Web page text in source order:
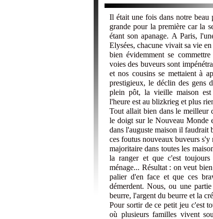
Il était une fois dans notre beau
grande pour la première car la
étant son apanage. A Paris,
Elysées, chacune vivait sa vie
bien évidemment se
voies des buveurs sont
et nos cousins se mettaient à
prestigieux, le déclin des gens
plein pôt, la vieille maison est
l'heure est au blizkrieg et plus
Tout allait bien dans le meilleur
le doigt sur le Nouveau Monde
dans l'auguste maison il faudrait
ces foutus nouveaux buveurs
majoritaire dans toutes les
la ranger et que c'est
ménage... Résultat : on veut
palier d'en face et que ces
démerdent. Nous, ou une
beurre, l'argent du beurre et la
Pour sortir de ce petit jeu c'est
où plusieurs familles vivent